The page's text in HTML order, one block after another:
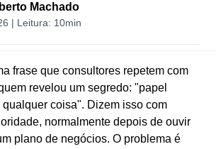
Machado
| Leitura: 10min
frase que consultores repetem com
revelou um segredo: "papel
qualquer coisa". Dizem isso com
normalmente depois de ouvir
plano de negócios. O problema é